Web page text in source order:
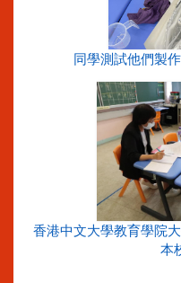
同學測試他們製
香港中文大學教育學院
本